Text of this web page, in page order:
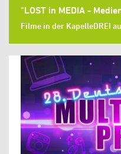
"LOST in MEDIA -
Filme in der KapelleDREI